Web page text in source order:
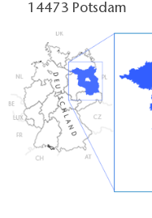
14473 Potsdam